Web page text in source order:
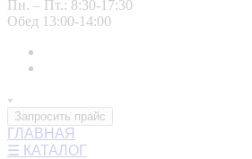
Пн. – Пт.: 8:30-17:30
Обед 13:00-14:00
Запросить прайс
ГЛАВНАЯ
☰ КАТАЛОГ